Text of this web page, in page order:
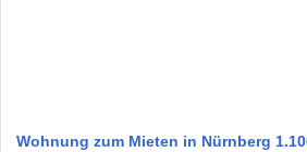
Wohnung zum Mieten in Nürnberg